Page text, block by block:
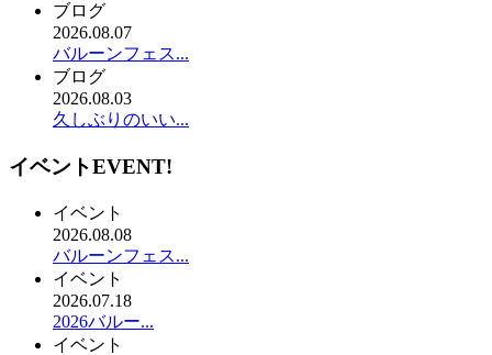
ブログ
2026.08.07
バルーンフェス...
ブログ
2026.08.03
久しぶりのいい...
イベントEVENT!
イベント
2026.08.08
バルーンフェス...
イベント
2026.07.18
2026バルー...
イベント